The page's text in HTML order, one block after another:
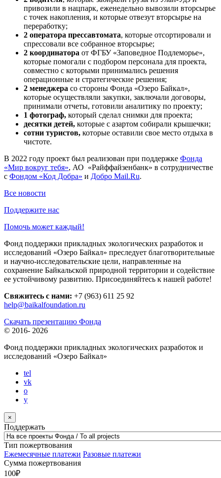
привозили в нацпарк, еженедельно вывозили вторсырье
с точек накопления, и которые отвезут вторсырье на
переработку;
2 оператора прессавтомата, которые отсортировали и
спрессовали все собранное вторсырье;
2 координатора от ФГБУ «Заповедное Подлеморье»,
которые помогали с подбором персонала для проекта,
совместно с которыми принимались решения
операционные и стратегические решения;
2 менеджера со стороны Фонда «Озеро Байкал»,
которые осуществляли закупки, заключали договоры,
принимали отчеты, готовили аналитику по проекту;
1 фотограф, который сделал снимки для проекта;
десятки детей, которые с азартом собирали крышечки;
сотни туристов, которые оставили свое место отдыха в
чистоте.
В 2022 году проект был реализован при поддержке Фонда
«Мир вокруг тебя», АО «Райффайзенбанк» в сотрудничестве
с Фондом «Код Добра» и Добро Mail.Ru.
Все новости
Поддержите нас
Помочь может каждый!
Фонд поддержки прикладных экологических разработок и
исследований «Озеро Байкал» преследует благотворительные
и научно-исследовательские цели, направленные на
сохранение Байкальской природной территории и содействие
ее устойчивому развитию. Присоединяйтесь к нашей работе!
Свяжитесь с нами: +7 (963) 611 25 92
help@baikalfoundation.ru
Скачать презентацию Фонда
© 2016- 2026
Фонд поддержки прикладных экологических разработок и
исследований «Озеро Байкал»
tel
vk
o
y
×
Поддержать
Тип пожертвования
Ежемесячные платежи Разовые платежи
Сумма пожертвования
100₽